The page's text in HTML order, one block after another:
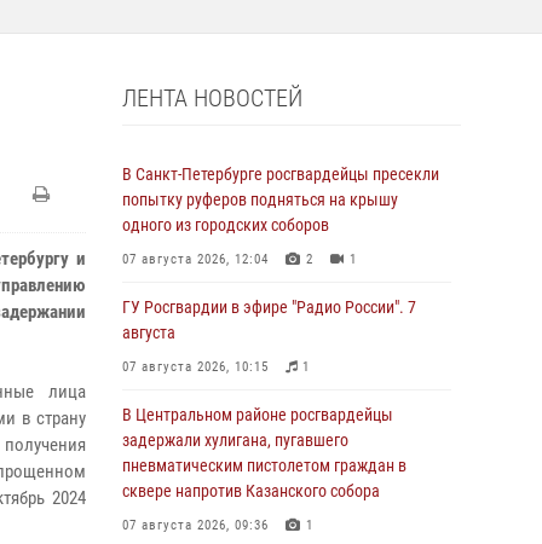
и
лица
в страну
2024
ЛЕНТА НОВОСТЕЙ
В Санкт-Петербурге росгвардейцы пресекли
попытку руферов подняться на крышу
одного из городских соборов
07 августа 2026, 12:04 2 1
ГУ Росгвардии в эфире "Радио России". 7
августа
07 августа 2026, 10:15 1
В Центральном районе росгвардейцы
задержали хулигана, пугавшего
пневматическим пистолетом граждан в
сквере напротив Казанского собора
07 августа 2026, 09:36 1